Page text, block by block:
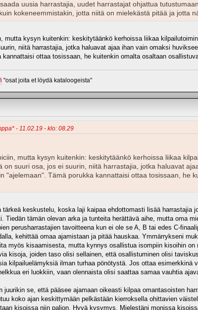
uusia harrastajia, uudet harrastajat ohjattua
kokeneemmistakin, jotta niitä on mielekästä pitää ja jotta
mutta kysyn kuitenkin: keskitytäänkö kerhoissa liikaa
niitä harrastajia, jotka haluavat ajaa ihan vain omaksi
kannattaisi ottaa tosissaan, he kuitenkin omalta osaltaan
"osat joita et löydä kataloogeista"
- 11.02.19 - klo: 08.29
mutta kysyn kuitenkin: keskitytäänkö kerhoissa liikaa
on suuri osa, jos ei suurin, niitä harrastajia, jotka haluavat
"ajelemaan". Tämä porukka kannattaisi ottaa tosissaan, he
keskustelu, koska laji kaipaa ehdottomasti lisää harrastajia
Tiedän tämän olevan arka ja tunteita herättävä aihe, mutta oma
perusharrastajien tavoitteena kun ei ole se A, B tai edes C-
kehittää omaa ajamistaan ja pitää hauskaa. Ymmärrykseni
myös kisaamisesta, mutta kynnys osallistua isompiin kisoihin
kisoja, joiden taso olisi sellainen, että osallistuminen olisi
kilpailuelämyksiä ilman turhaa pönötystä. Jos ottaa
eri luokkiin, vaan olennaista olisi saattaa samaa vauhtia
juurikin se, että pääsee ajamaan oikeasti kilpaa omantasoisten
koko ajan keskittymään pelkästään kierroksella ohittavien
kisoissa niin paljon. Hyvä kysymys. Mielestäni monissa